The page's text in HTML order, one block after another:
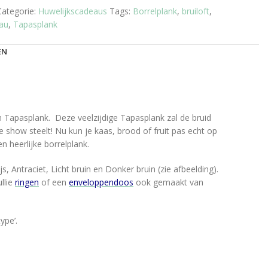
Huwelijkscadeaus Tags: Borrelplank, bruiloft,
, Tapasplank
Deze veelzijdige Tapasplank zal de bruid
steelt! Nu kun je kaas, brood of fruit pas echt op
heerlijke borrelplank.
Antraciet, Licht bruin en Donker bruin (zie afbeelding).
ringen of een enveloppendoos ook gemaakt van